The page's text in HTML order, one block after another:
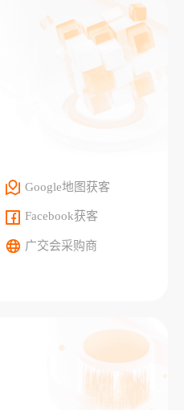
Google地图获客
Facebook获客
广交会采购商